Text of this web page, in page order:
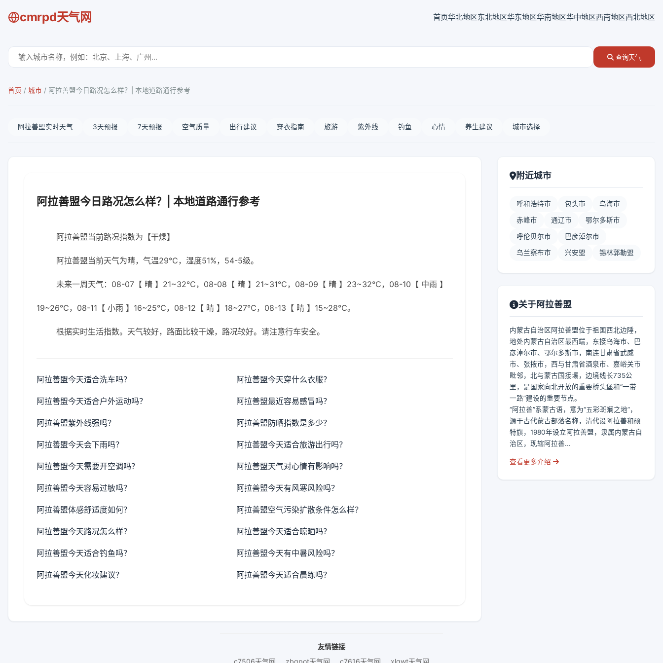
cmrpd天气网 首页华北地区东北地区华东地区华南地区华中地区西南地区西北地区
查询天气
首页 / 城市 / 阿拉善盟今日路况怎么样？| 本地道路通行参考
阿拉善盟实时天气 3天预报 7天预报 空气质量 出行建议 穿衣指南 旅游 紫外线 钓鱼 心情 养生建议 城市选择
阿拉善盟今日路况怎么样？| 本地道路通行参考
阿拉善盟当前路况指数为【干燥】
阿拉善盟当前天气为晴，气温29℃，湿度51%，54-5级。
未来一周天气：08-07【 晴 】21~32℃，08-08【 晴 】21~31℃，08-09【 晴 】23~32℃，08-10【 中雨 】
19~26℃，08-11【 小雨 】16~25℃，08-12【 晴 】18~27℃，08-13【 晴 】15~28℃。
根据实时生活指数。天气较好，路面比较干燥，路况较好。请注意行车安全。
阿拉善盟今天适合洗车吗？ 阿拉善盟今天穿什么衣服？
阿拉善盟今天适合户外运动吗？ 阿拉善盟最近容易感冒吗？
阿拉善盟紫外线强吗？ 阿拉善盟防晒指数是多少？
阿拉善盟今天会下雨吗？ 阿拉善盟今天适合旅游出行吗？
阿拉善盟今天需要开空调吗？ 阿拉善盟天气对心情有影响吗？
阿拉善盟今天容易过敏吗？ 阿拉善盟今天有风寒风险吗？
阿拉善盟体感舒适度如何？ 阿拉善盟空气污染扩散条件怎么样？
阿拉善盟今天路况怎么样？ 阿拉善盟今天适合晾晒吗？
阿拉善盟今天适合钓鱼吗？ 阿拉善盟今天有中暑风险吗？
阿拉善盟今天化妆建议？ 阿拉善盟今天适合晨练吗？
附近城市
呼和浩特市 包头市 乌海市
赤峰市 通辽市 鄂尔多斯市
呼伦贝尔市 巴彦淖尔市
乌兰察布市 兴安盟 锡林郭勒盟
关于阿拉善盟
内蒙古自治区阿拉善盟位于祖国西北边陲，
地处内蒙古自治区最西端，东接乌海市、巴
彦淖尔市、鄂尔多斯市，南连甘肃省武威
市、张掖市，西与甘肃省酒泉市、嘉峪关市
毗邻，北与蒙古国接壤，边境线长735公
里，是国家向北开放的重要桥头堡和“一带
一路”建设的重要节点。
“阿拉善”系蒙古语，意为“五彩斑斓之地”，
源于古代蒙古部落名称，清代设阿拉善和硕
特旗，1980年设立阿拉善盟，隶属内蒙古自
治区，现辖阿拉善...
查看更多介绍
友情链接
c7506天气网
zbgpot天气网 c7616天气网 xlgwt天气网